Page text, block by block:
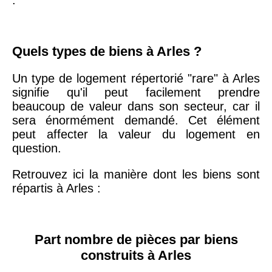
19ème
arrondissement
9 231 €
51100 -Reims 3 036 € 2 667 €
75013 -
Paris
13ème
42000 -Saint-
1 404 € 2 013 €
Quels types de biens à Arles ?
Un type de logement répertorié "rare" à Arles
signifie qu'il peut facilement prendre
beaucoup de valeur dans son secteur, car il
sera énormément demandé. Cet élément
peut affecter la valeur du logement en
question.
Retrouvez ici la manière dont les biens sont
répartis à Arles :
Part nombre de pièces par biens
construits à Arles